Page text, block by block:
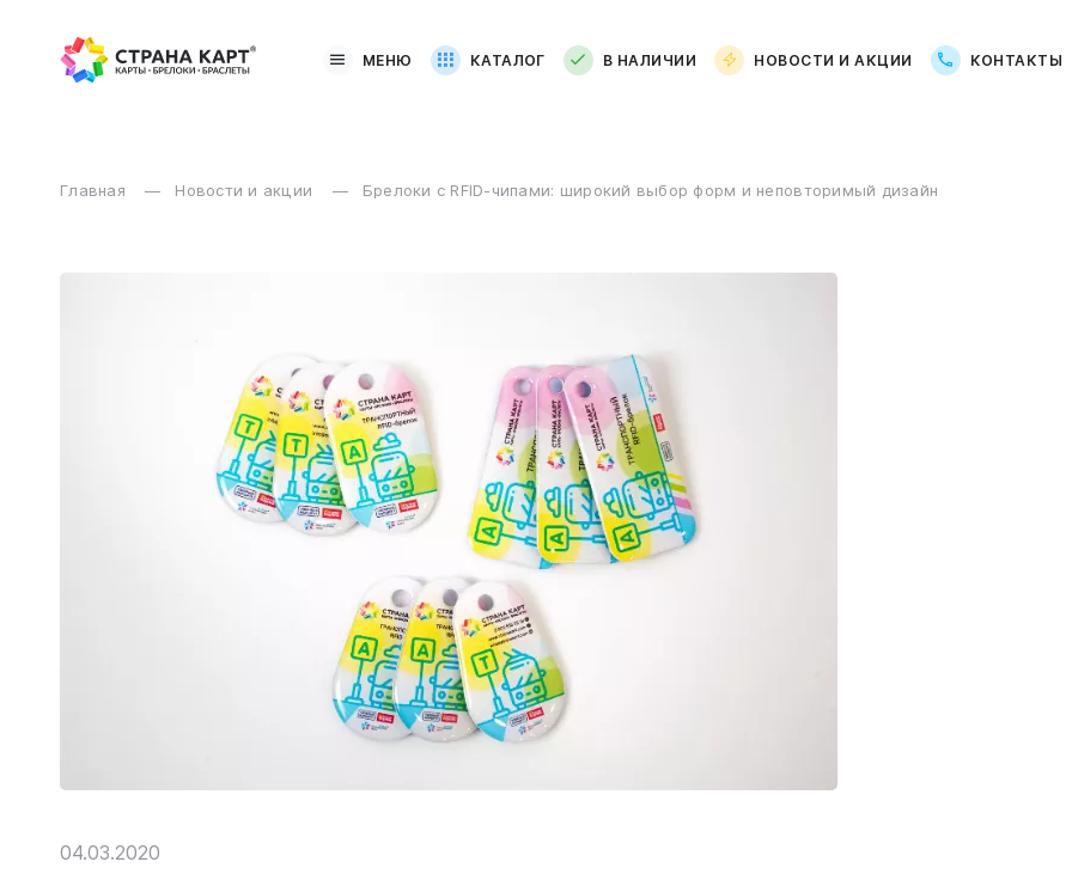
МЕНЮ КАТАЛОГ В НАЛИЧИИ НОВОСТИ И АКЦИИ КОНТАКТЫ
Главная Новости и акции Брелоки с RFID-чипами: широкий выбор форм и неповторимый дизайн
04.03.2020